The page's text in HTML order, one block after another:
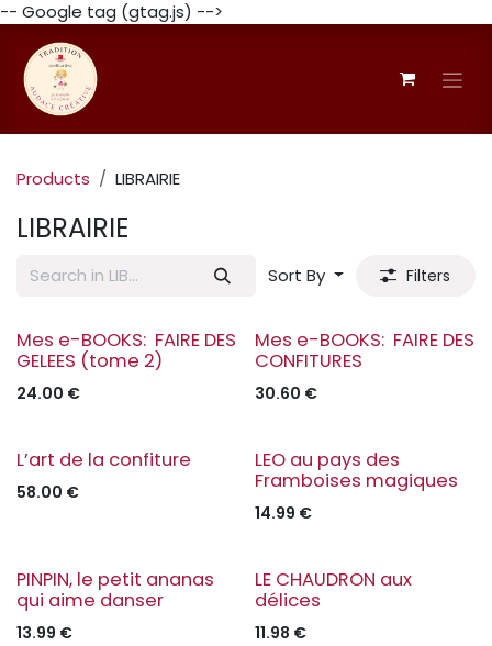
-- Google tag (gtag.js) -->
Products LIBRAIRIE
LIBRAIRIE
Sort By Filters
Mes e-BOOKS: FAIRE DES
GELEES (tome 2)
24.00 €
Mes e-BOOKS: FAIRE DES
CONFITURES
30.60 €
L’art de la confiture
58.00 € NOUVEAU
LEO au pays des
Framboises magiques
14.99 €
NOUVEAU
PINPIN, le petit ananas
qui aime danser
13.99 €
NOUVEAU
LE CHAUDRON aux
délices
11.98 €